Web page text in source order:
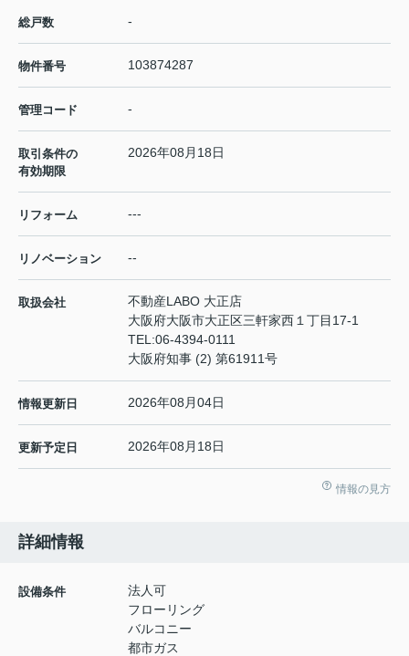
総戸数 -
物件番号 103874287
管理コード -
取引条件の
有効期限
2026年08月18日
リフォーム ---
リノベーション --
取扱会社
不動産LABO 大正店
大阪府大阪市大正区三軒家西１丁目17-1
TEL:06-4394-0111
大阪府知事 (2) 第61911号
情報更新日 2026年08月04日
更新予定日 2026年08月18日
情報の見方
詳細情報
設備条件
法人可
フローリング
バルコニー
都市ガス